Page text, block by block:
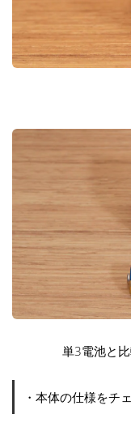
単3電池と
・本体の仕様をチ